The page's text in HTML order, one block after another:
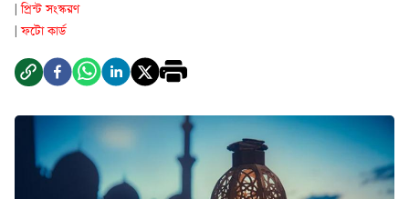
প্রিন্ট সংস্করণ
ফটো কার্ড